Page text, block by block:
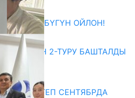
ҮЧҮН БҮГҮН ОЙЛОН!
АЛУУНУН 2-ТУРУ БАШТАЛДЫ
МЕКТЕП СЕНТЯБРДА